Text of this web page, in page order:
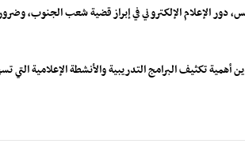
دور الإعلام الإلكتروني في إبراز قضية شعب
أهمية تكثيف البرامج التدريبية والأنشطة الإعلامية